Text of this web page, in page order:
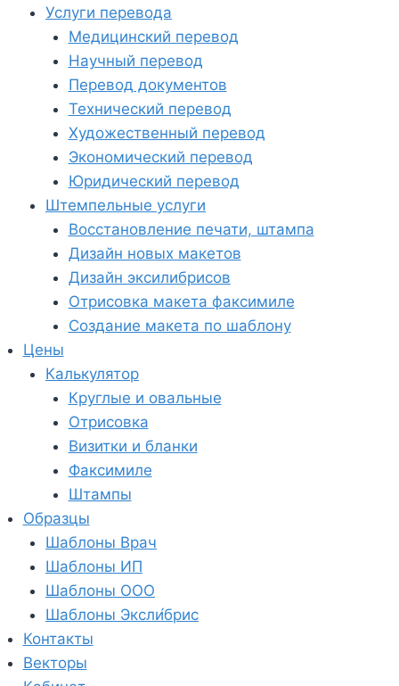
Услуги перевода
Медицинский перевод
Научный перевод
Перевод документов
Технический перевод
Художественный перевод
Экономический перевод
Юридический перевод
Штемпельные услуги
Восстановление печати, штампа
Дизайн новых макетов
Дизайн эксилибрисов
Отрисовка макета факсимиле
Создание макета по шаблону
Цены
Калькулятор
Круглые и овальные
Отрисовка
Визитки и бланки
Факсимиле
Штампы
Образцы
Шаблоны Врач
Шаблоны ИП
Шаблоны ООО
Шаблоны Эксли́брис
Контакты
Векторы